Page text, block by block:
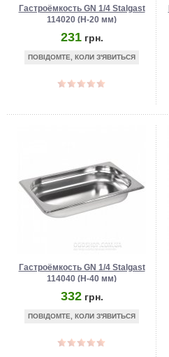
Гастроёмкость GN 1/4 Stalgast
114020 (Н-20 мм)
231 грн.
ПОВІДОМТЕ, КОЛИ З'ЯВИТЬСЯ
Гастроёмкость GN 1/4 Stalgast
114040 (Н-40 мм)
332 грн.
ПОВІДОМТЕ, КОЛИ З'ЯВИТЬСЯ